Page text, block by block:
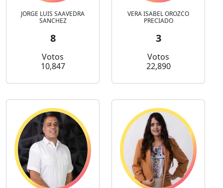
JORGE LUIS SAAVEDRA
SANCHEZ
8
Votos
10,847
VERA ISABEL OROZCO
PRECIADO
3
Votos
22,890